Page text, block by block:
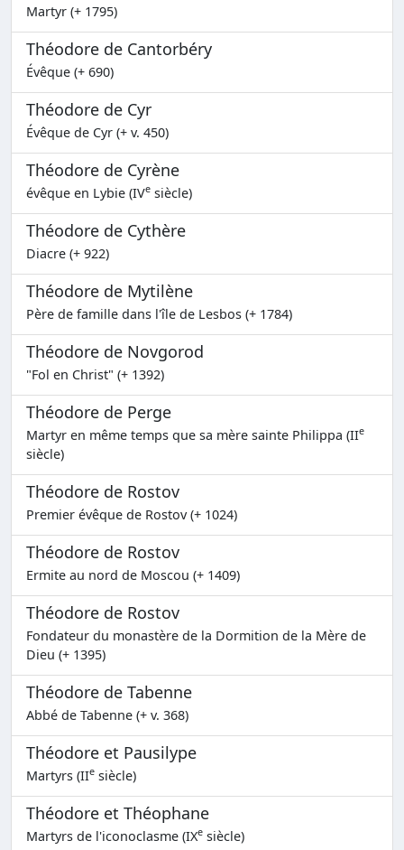
Martyr (+ 1795)
Théodore de Cantorbéry
Évêque (+ 690)
Théodore de Cyr
Évêque de Cyr (+ v. 450)
Théodore de Cyrène
évêque en Lybie (IVe siècle)
Théodore de Cythère
Diacre (+ 922)
Théodore de Mytilène
Père de famille dans l'île de Lesbos (+ 1784)
Théodore de Novgorod
"Fol en Christ" (+ 1392)
Théodore de Perge
Martyr en même temps que sa mère sainte Philippa (IIe
siècle)
Théodore de Rostov
Premier évêque de Rostov (+ 1024)
Théodore de Rostov
Ermite au nord de Moscou (+ 1409)
Théodore de Rostov
Fondateur du monastère de la Dormition de la Mère de
Dieu (+ 1395)
Théodore de Tabenne
Abbé de Tabenne (+ v. 368)
Théodore et Pausilype
Martyrs (IIe siècle)
Théodore et Théophane
Martyrs de l'iconoclasme (IXe siècle)